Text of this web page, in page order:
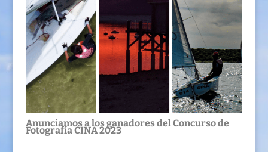
Anunciamos a los ganadores del Concurso de
Fotografía CINA 2023